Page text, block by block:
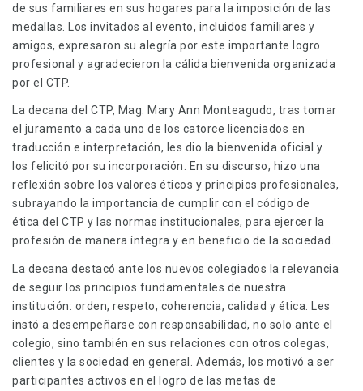
de sus familiares en sus hogares para la imposición de las
medallas. Los invitados al evento, incluidos familiares y
amigos, expresaron su alegría por este importante logro
profesional y agradecieron la cálida bienvenida organizada
por el CTP.
La decana del CTP, Mag. Mary Ann Monteagudo, tras tomar
el juramento a cada uno de los catorce licenciados en
traducción e interpretación, les dio la bienvenida oficial y
los felicitó por su incorporación. En su discurso, hizo una
reflexión sobre los valores éticos y principios profesionales,
subrayando la importancia de cumplir con el código de
ética del CTP y las normas institucionales, para ejercer la
profesión de manera íntegra y en beneficio de la sociedad.
La decana destacó ante los nuevos colegiados la relevancia
de seguir los principios fundamentales de nuestra
institución: orden, respeto, coherencia, calidad y ética. Les
instó a desempeñarse con responsabilidad, no solo ante el
colegio, sino también en sus relaciones con otros colegas,
clientes y la sociedad en general. Además, los motivó a ser
participantes activos en el logro de las metas de